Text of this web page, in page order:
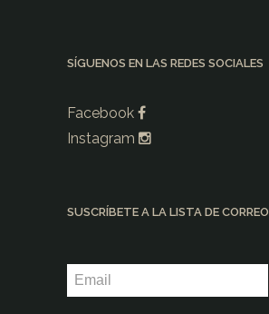
SÍGUENOS EN LAS REDES SOCIALES
Facebook
Instagram
SUSCRÍBETE A LA LISTA DE CORREO